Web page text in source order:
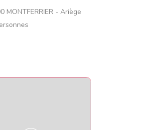
d'étape
LUM D'AMONT
MONTFERRIER - Ariège